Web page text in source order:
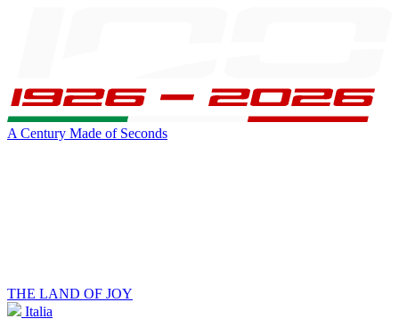
A Century Made of Seconds
THE LAND OF JOY
Italia